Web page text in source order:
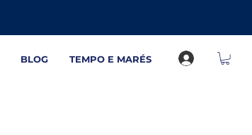
BLOG TEMPO E MARÉS